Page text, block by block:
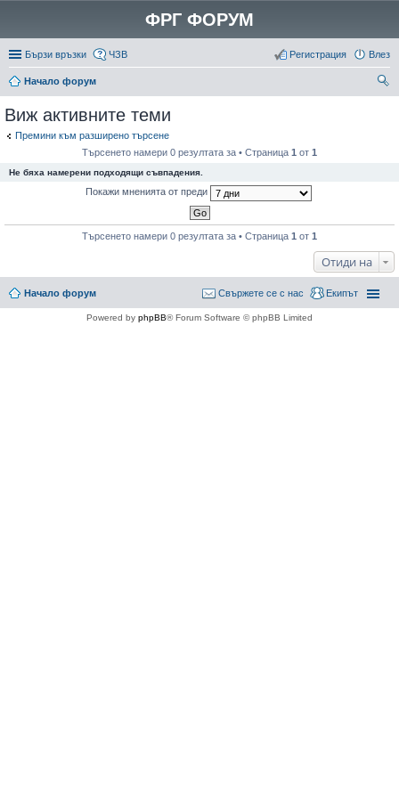
ФРГ ФОРУМ
Бързи връзки ЧЗВ Влез
Регистрация
Начало форум
Виж активните теми
Премини към разширено търсене
Търсенето намери 0 резултата за • Страница 1 от 1
Не бяха намерени подходящи съвпадения.
Покажи мненията от преди
Търсенето намери 0 резултата за • Страница 1 от 1
Отиди на
Начало форум Екипът
Свържете се с нас
Powered by phpBB® Forum Software © phpBB Limited